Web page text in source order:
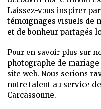
Laissez-vous inspirer
témoignages visuels de
et de bonheur partagés
Pour en savoir plus sur
photographe de mariage
site web. Nous serions
notre talent au service
Carcassonne.